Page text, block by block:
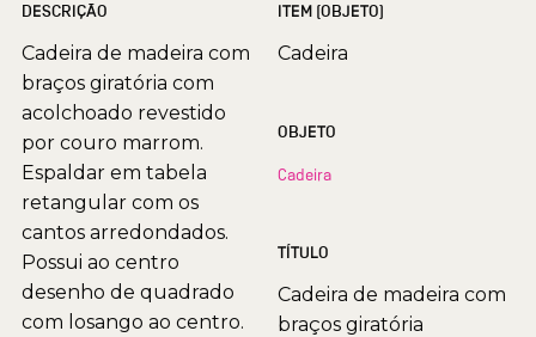
DESCRIÇÃO
Cadeira de madeira com
braços giratória com
acolchoado revestido
por couro marrom.
Espaldar em tabela
retangular com os
cantos arredondados.
Possui ao centro
desenho de quadrado
com losango ao centro.
ITEM (OBJETO)
Cadeira
OBJETO
Cadeira
TÍTULO
Cadeira de madeira com
braços giratória